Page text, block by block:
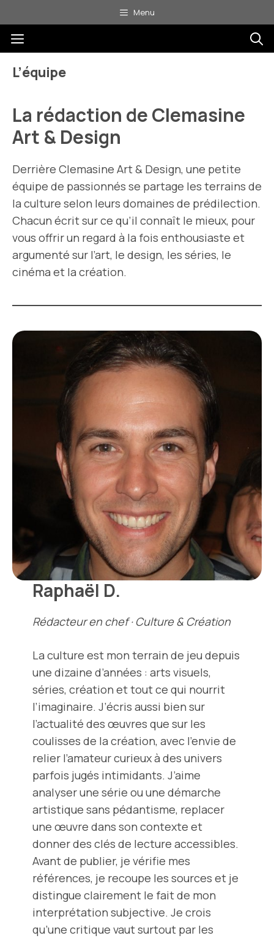
au
contenu
Menu
Menu
L’équipe
La rédaction de Clemasine
Art & Design
Derrière Clemasine Art & Design, une petite
équipe de passionnés se partage les terrains de
la culture selon leurs domaines de prédilection.
Chacun écrit sur ce qu’il connaît le mieux, pour
vous offrir un regard à la fois enthousiaste et
argumenté sur l’art, le design, les séries, le
cinéma et la création.
Raphaël D.
Rédacteur en chef · Culture & Création
La culture est mon terrain de jeu depuis
une dizaine d’années : arts visuels,
séries, création et tout ce qui nourrit
l’imaginaire. J’écris aussi bien sur
l’actualité des œuvres que sur les
coulisses de la création, avec l’envie de
relier l’amateur curieux à des univers
parfois jugés intimidants. J’aime
analyser une série ou une démarche
artistique sans pédantisme, replacer
une œuvre dans son contexte et
donner des clés de lecture accessibles.
Avant de publier, je vérifie mes
références, je recoupe les sources et je
distingue clairement le fait de mon
interprétation subjective. Je crois
qu’une critique vaut surtout par les